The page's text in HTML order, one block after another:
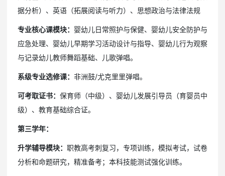
据分析）、英语（拓展阅读与听力）、思想政治与法律法规
专业核心课模块： 婴幼儿日常照护与保健、婴幼儿安全防护与
应急处理、婴幼儿早期学习活动设计与指导、婴幼儿行为观察
与记录幼儿教师舞蹈基础、儿歌弹唱。
系级专业选修课： 非洲鼓/尤克里里弹唱。
可考取证书： 保育师（中级）、婴幼儿发展引导员（育婴员中
级）、教育基础综合证。
第三学年：
升学辅导模块： 职教高考刺复习，专项训练，模拟考试，试卷
分析和命题研究，精准备考；本科技能测试强化训练。